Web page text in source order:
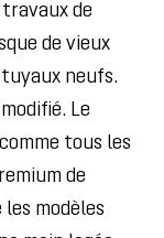
de
de vieux
neufs.
Le
tous les
de
les modèles